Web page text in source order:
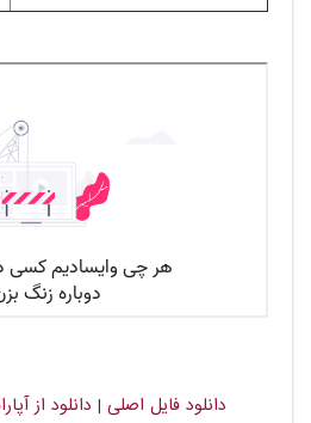
دانلود فایل اصلی | دانلود از